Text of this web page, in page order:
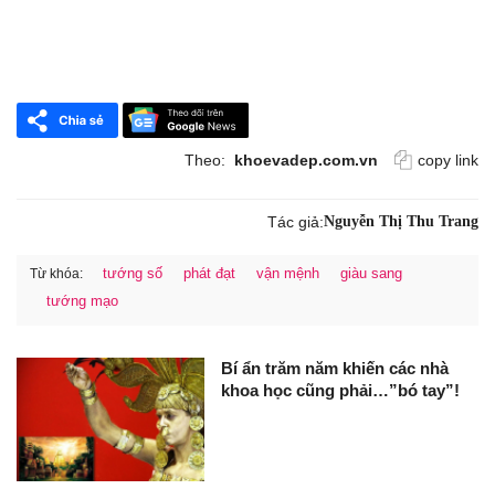
Theo: khoevadep.com.vn copy link
Tác giả:Nguyễn Thị Thu Trang
Từ khóa: tướng số phát đạt vận mệnh
giàu sang
tướng mạo
Bí ẩn trăm năm khiến các nhà
khoa học cũng phải…”bó tay”!